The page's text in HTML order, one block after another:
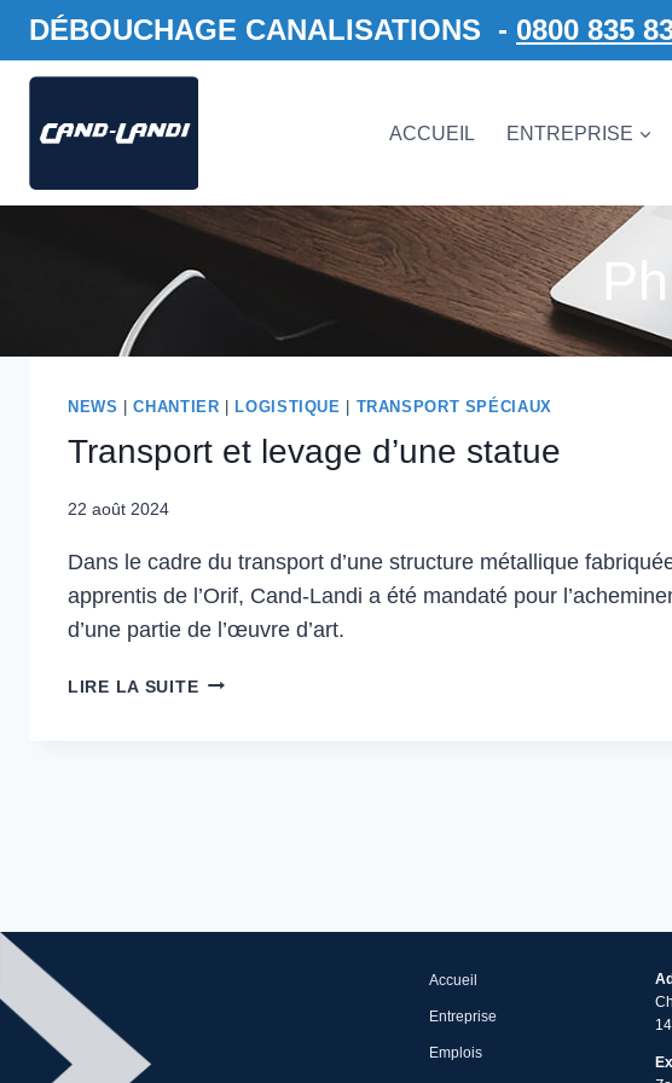
Aller
contenu
DÉBOUCHAGE CANALISATIONS - 0800 835
ACCUEIL ENTREPRISE
NEWS |CHANTIER LOGISTIQUE TRANSPORT SPÉCIAUX
Transport et levage d’une statue
22 août 2024
Dans le cadre du transport d’une structure métallique
apprentis de l’Orif, Cand-Landi a été mandaté pour
d’une partie de l’œuvre d’art.
LIRE LA SUITETRANSPORT
Accueil
Entreprise
Emplois